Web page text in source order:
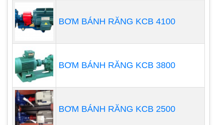
Các ứng dụng của bơm định
BƠM BÁNH RĂNG KCB 4100
BƠM BÁNH RĂNG KCB 3800
BƠM BÁNH RĂNG KCB 2500